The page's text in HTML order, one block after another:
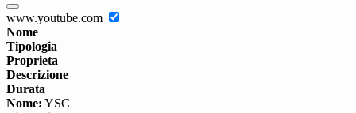
www.youtube.com
Nome
Tipologia
Proprieta
Descrizione
Durata
Nome: YSC